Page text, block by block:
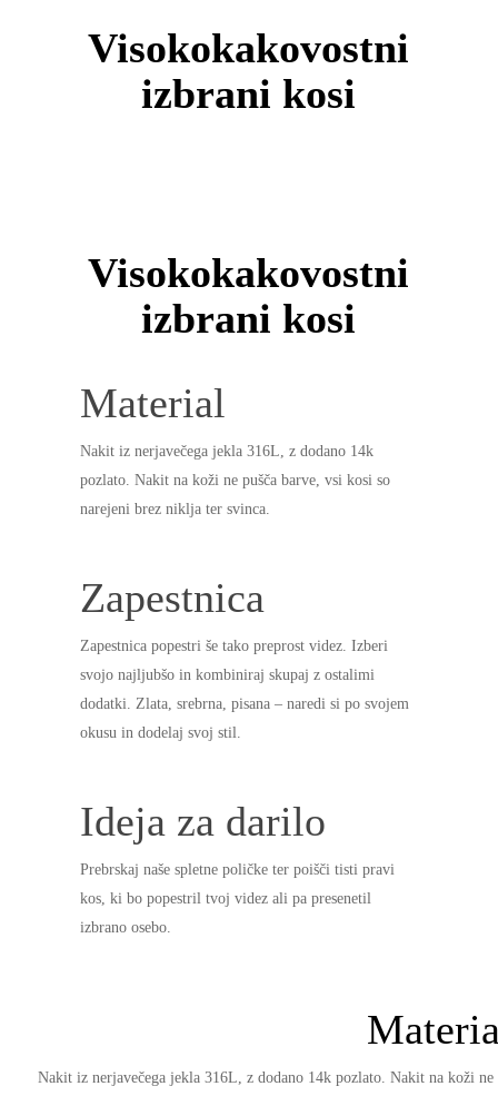
Visokokakovostni
izbrani kosi
Visokokakovostni
izbrani kosi
Material
Nakit iz nerjavečega jekla 316L, z dodano 14k
pozlato. Nakit na koži ne pušča barve, vsi kosi so
narejeni brez niklja ter svinca.
Zapestnica
Zapestnica popestri še tako preprost videz. Izberi
svojo najljubšo in kombiniraj skupaj z ostalimi
dodatki. Zlata, srebrna, pisana – naredi si po svojem
okusu in dodelaj svoj stil.
Ideja za darilo
Prebrskaj naše spletne poličke ter poišči tisti pravi
kos, ki bo popestril tvoj videz ali pa presenetil
izbrano osebo.
Nakit iz nerjavečega jekla 316L, z dodano 14k pozlato. Nakit na koži